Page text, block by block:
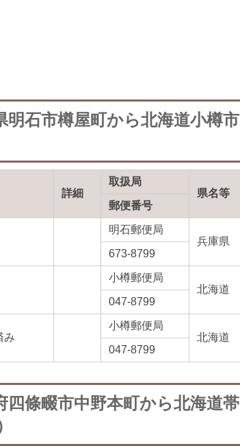
明石市樽屋町から北海道小樽市
詳細
取扱局
県名等
郵便番号
明石郵便局
兵庫県
673-8799
小樽郵便局
北海道
047-8799
み
小樽郵便局
北海道
047-8799
四條畷市中野本町から北海道帯